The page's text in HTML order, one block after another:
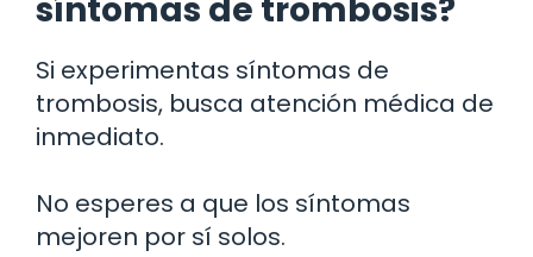
síntomas de trombosis?
Si experimentas síntomas de
trombosis, busca atención médica de
inmediato.
No esperes a que los síntomas
mejoren por sí solos.